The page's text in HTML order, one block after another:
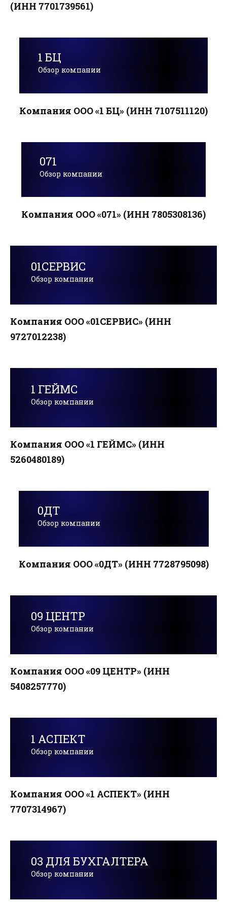
(ИНН 7701739561)
1 БЦ
Обзор компании
Компания ООО «1 БЦ» (ИНН 7107511120)
071
Обзор компании
Компания ООО «071» (ИНН 7805308136)
01СЕРВИС
Обзор компании
Компания ООО «01СЕРВИС» (ИНН
9727012238)
1 ГЕЙМС
Обзор компании
Компания ООО «1 ГЕЙМС» (ИНН
5260480189)
0ДТ
Обзор компании
Компания ООО «0ДТ» (ИНН 7728795098)
09 ЦЕНТР
Обзор компании
Компания ООО «09 ЦЕНТР» (ИНН
5408257770)
1 АСПЕКТ
Обзор компании
Компания ООО «1 АСПЕКТ» (ИНН
7707314967)
03 ДЛЯ БУХГАЛТЕРА
Обзор компании